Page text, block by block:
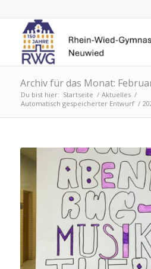
Archiv für das Monat:
Du bist hier: Startseite / Aktuelles /
Automatisch gespeicherter Entwurf /